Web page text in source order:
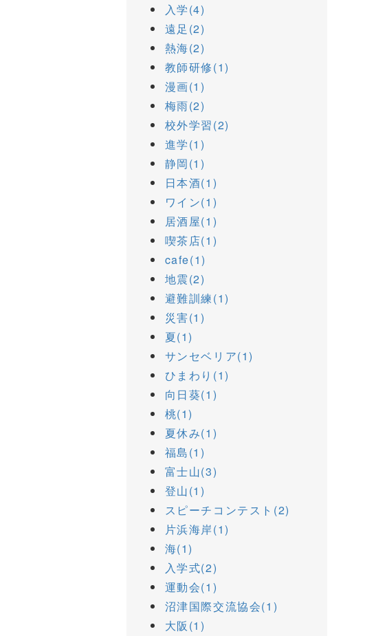
入学(4)
遠足(2)
熱海(2)
教師研修(1)
漫画(1)
梅雨(2)
校外学習(2)
進学(1)
静岡(1)
日本酒(1)
ワイン(1)
居酒屋(1)
喫茶店(1)
cafe(1)
地震(2)
避難訓練(1)
災害(1)
夏(1)
サンセベリア(1)
ひまわり(1)
向日葵(1)
桃(1)
夏休み(1)
福島(1)
富士山(3)
登山(1)
スピーチコンテスト(2)
片浜海岸(1)
海(1)
入学式(2)
運動会(1)
沼津国際交流協会(1)
大阪(1)